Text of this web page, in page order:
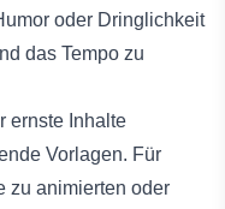
oder Dringlichkeit
das Tempo zu
ernste Inhalte
Vorlagen. Für
zu animierten oder